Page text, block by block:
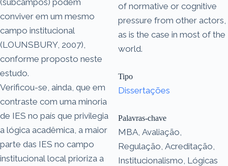
conviver em um mesmo
campo institucional
(LOUNSBURY, 2007),
conforme proposto neste
estudo.
Verificou-se, ainda, que em
contraste com uma minoria
de IES no país que privilegia
a lógica acadêmica, a maior
parte das IES no campo
institucional local prioriza a
of normative or cognitive
pressure from other actors,
as is the case in most of the
world.
Tipo
Dissertações
Palavras-chave
MBA, Avaliação,
Regulação, Acreditação,
Institucionalismo, Lógicas